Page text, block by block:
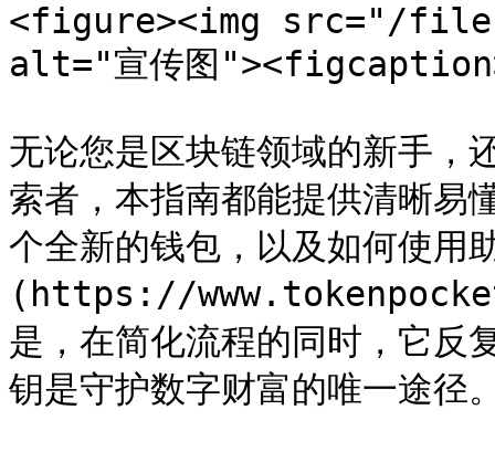
<figure><img src="/
alt="宣传图
无论您是区块链领域的新手
索者，本指南都能提供清晰易
个全新的钱包，以及如何使
(https://
是，在简化流程的同时，它反
钥是守护数字财富的唯一途径